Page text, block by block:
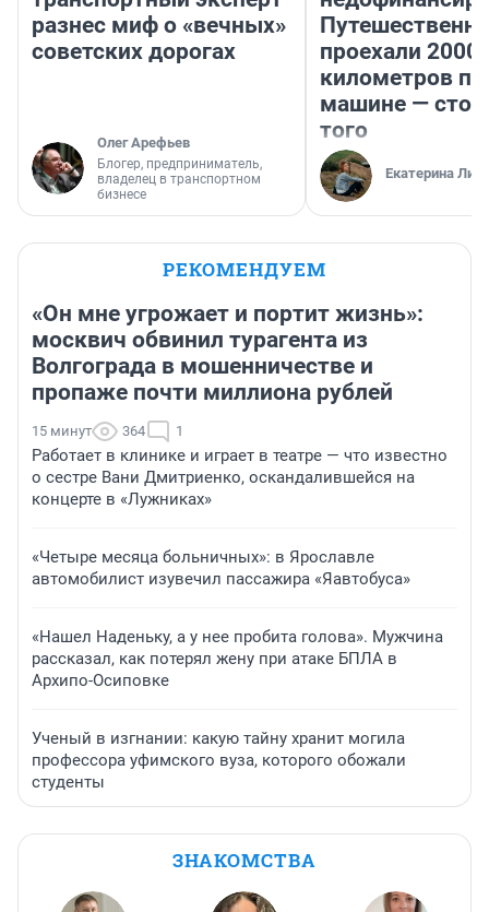
разнес миф о «вечных»
советских дорогах
Олег Арефьев
Блогер, предприниматель,
владелец в транспортном
бизнесе
проехали 2000
километров по
машине —
того
Екатерина
РЕКОМЕНДУЕМ
«Он мне угрожает и портит жизнь»:
москвич обвинил турагента из
Волгограда в мошенничестве и
пропаже почти миллиона рублей
15 минут 364 1
Работает в клинике и играет в театре — что известно
о сестре Вани Дмитриенко, оскандалившейся на
концерте в «Лужниках»
«Четыре месяца больничных»: в Ярославле
автомобилист изувечил пассажира «Яавтобуса»
«Нашел Наденьку, а у нее пробита голова». Мужчина
рассказал, как потерял жену при атаке БПЛА в
Архипо-Осиповке
Ученый в изгнании: какую тайну хранит могила
профессора уфимского вуза, которого обожали
студенты
ЗНАКОМСТВА